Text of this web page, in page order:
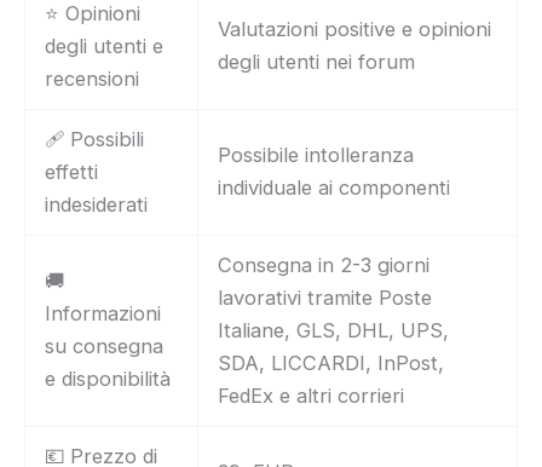
⭐ Opinioni
degli utenti e
recensioni
Valutazioni positive e opinioni
degli utenti nei forum
🩹 Possibili
effetti
indesiderati
Possibile intolleranza
individuale ai componenti
🚚
Informazioni
su consegna
e disponibilità
Consegna in 2-3 giorni
lavorativi tramite Poste
Italiane, GLS, DHL, UPS,
SDA, LICCARDI, InPost,
FedEx e altri corrieri
💶 Prezzo di